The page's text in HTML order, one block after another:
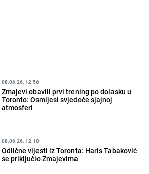
08.06.26. 12:56
Zmajevi obavili prvi trening po dolasku u
Toronto: Osmijesi svjedoče sjajnoj
atmosferi
08.06.26. 12:10
Odlične vijesti iz Toronta: Haris Tabaković
se priključio Zmajevima